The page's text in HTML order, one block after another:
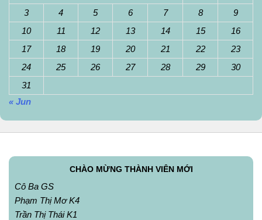
3
4 5 6 7 8
9
10
11 12 13 14 15
16
17
18 19 20 21 22
23
24
25 26 27 28 29
30
31
« Jun
CHÀO MỪNG THÀNH VIÊN MỚI
Cô Ba GS
Phạm Thị Mơ K4
Trần Thị Thái K1